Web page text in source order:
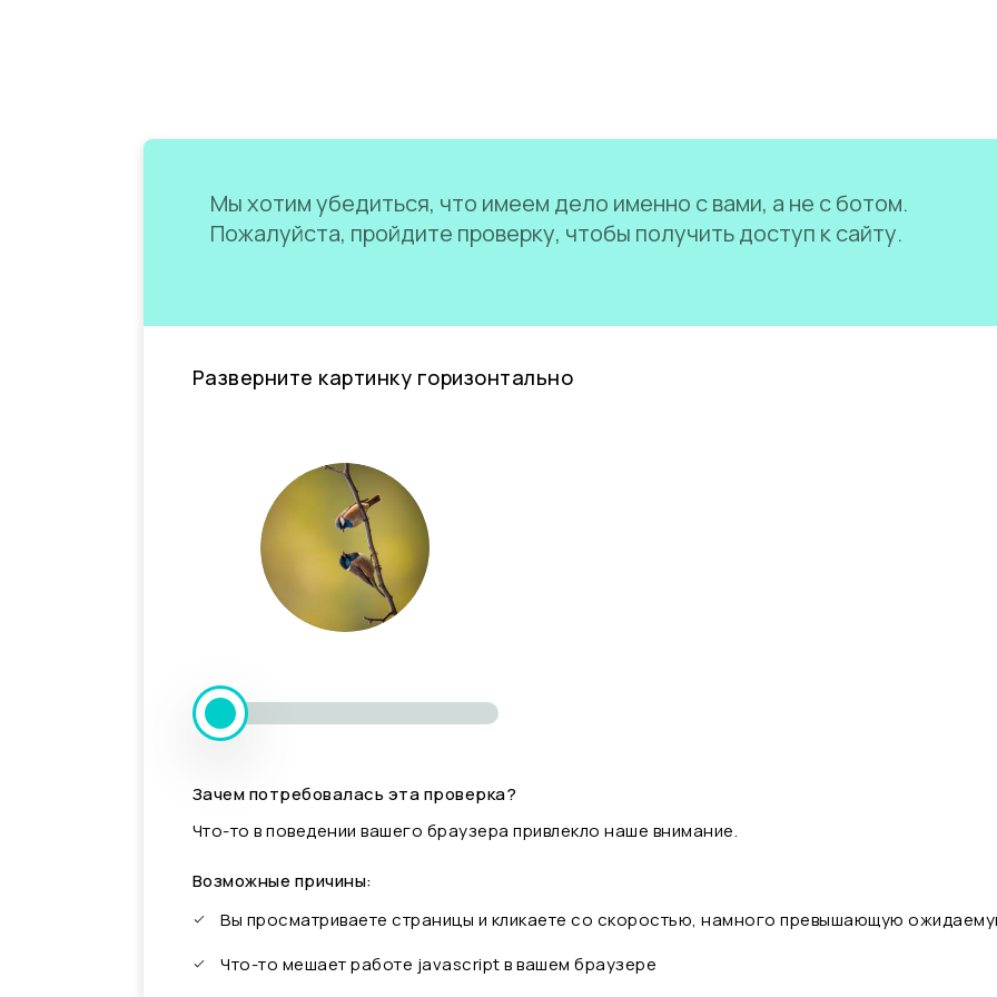
Мы хотим убедиться, что имеем дело именно с вами, а не с ботом.
Пожалуйста, пройдите проверку, чтобы получить доступ к сайту.
Разверните картинку горизонтально
Зачем потребовалась эта проверка?
Что-то в поведении вашего браузера привлекло наше внимание.
Возможные причины:
Вы просматриваете страницы и кликаете со скоростью, намного превышающую
Что-то мешает работе javascript в вашем браузере